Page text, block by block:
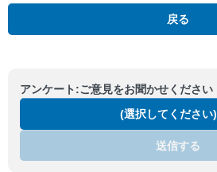
戻る
アンケート:ご意見をお聞かせください
(選択してください)
送信する